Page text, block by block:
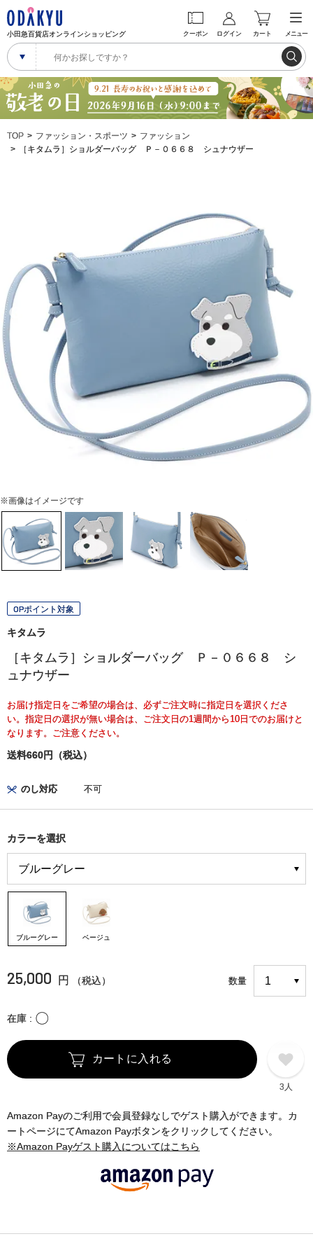
小田急百貨店オンラインショッピング クーポン ログイン カート メニュー
TOP ファッション・スポーツ
ファッション
［キタムラ］ショルダーバッグ Ｐ－０６６８ シュナウザー
※画像はイメージです
OPポイント対象
キタムラ
［キタムラ］ショルダーバッグ Ｐ－０６６８ シ
ュナウザー
お届け指定日をご希望の場合は、必ずご注文時に指定日を選択くださ
い。指定日の選択が無い場合は、ご注文日の1週間から10日でのお届けと
なります。ご注意ください。
送料660円（税込）
のし対応 不可
カラーを選択
ブルーグレー ベージュ
25,000 円 （税込） 数量
在庫 〇
カートに入れる
3人
Amazon Payのご利用で会員登録なしでゲスト購入ができます。カ
ートページにてAmazon Payボタンをクリックしてください。
※Amazon Payゲスト購入についてはこちら